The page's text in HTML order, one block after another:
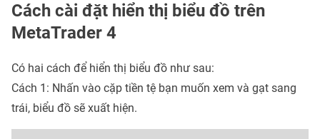
Cách cài đặt hiển thị biểu đồ trên
MetaTrader 4
Có hai cách để hiển thị biểu đồ như sau:
Cách 1: Nhấn vào cặp tiền tệ bạn muốn xem và gạt sang
trái, biểu đồ sẽ xuất hiện.